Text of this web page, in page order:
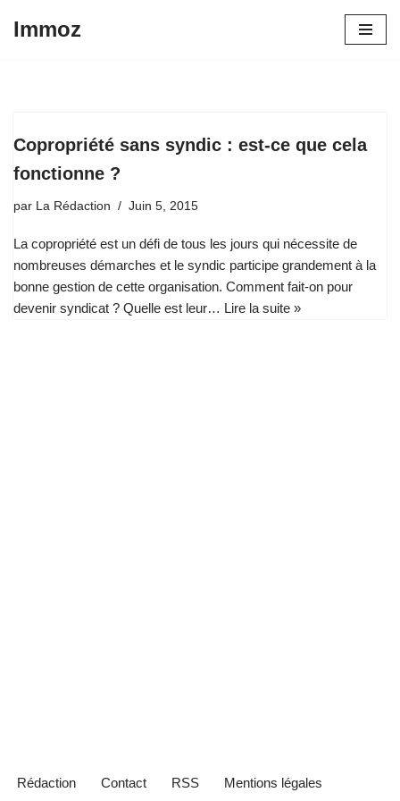
Immoz
Copropriété sans syndic : est-ce que cela
fonctionne ?
par La Rédaction Juin 5, 2015
La copropriété est un défi de tous les jours qui nécessite de
nombreuses démarches et le syndic participe grandement à la
bonne gestion de cette organisation. Comment fait-on pour
devenir syndicat ? Quelle est leur… Lire la suite »
Rédaction Contact RSS Mentions légales